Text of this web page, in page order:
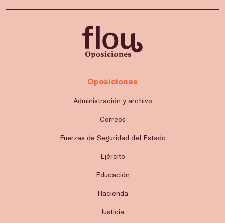
Oposiciones
Administración y archivo
Correos
Fuerzas de Seguridad del Estado
Ejército
Educación
Hacienda
Justicia